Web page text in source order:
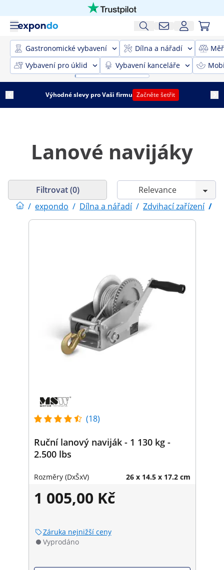
Gastronomické vybavení Dílna a nářadí
Vybavení pro úklid
Vybavení kanceláře
Výhodné slevy pro Vaši firmu Začněte šetřit
Lanové navijáky
/ expondo / Dílna a nářadí / Zdvihací zařízení /
Filtrovat (0)
(18)
Ruční lanový naviják - 1 130 kg -
2.500 lbs
Rozměry (DxŠxV) 26 x 14.5 x 17.2 cm
1 005,00 Kč
Záruka nejnižší ceny
Vyprodáno